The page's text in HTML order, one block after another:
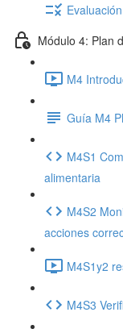
Módulo 4: Plan
M4
Guía M4
M4S1
alimentaria
M4S2
acciones
M4S1y2
M4S3